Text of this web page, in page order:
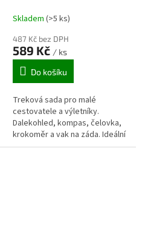
Skladem (>5 ks)
487 Kč bez DPH
589 Kč / ks
Do košíku
Treková sada pro malé
cestovatele a výletníky.
Dalekohled, kompas, čelovka,
krokoměr a vak na záda. Ideální
na výlety a vycházky do přírody.